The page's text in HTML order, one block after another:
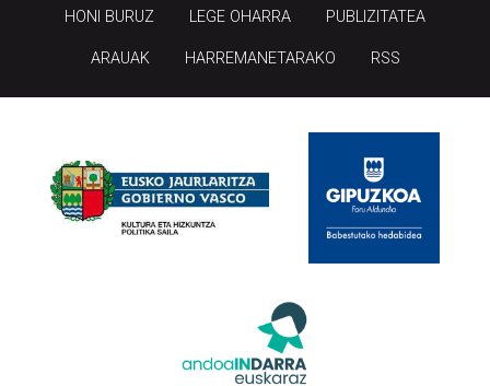
HONI BURUZ LEGE OHARRA PUBLIZITATEA
ARAUAK HARREMANETARAKO RSS